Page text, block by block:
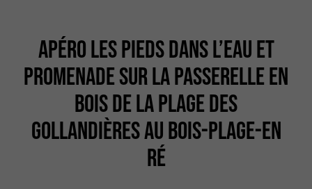
APÉRO LES PIEDS DANS L’EAU ET
PROMENADE SUR LA PASSERELLE EN
BOIS DE LA PLAGE DES
GOLLANDIÈRES AU BOIS-PLAGE-EN
RÉ